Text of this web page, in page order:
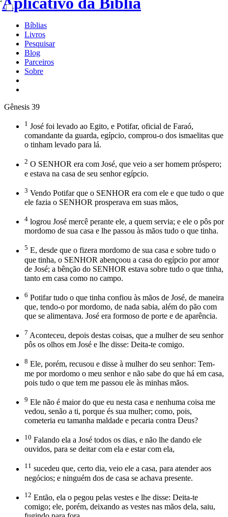
Bíblias
Livros
Pesquisar
Blog
Parceiros
Sobre
Gênesis 39
1 José foi levado ao Egito, e Potifar, oficial de Faraó,
comandante da guarda, egípcio, comprou-o dos ismaelitas que
o tinham levado para lá.
2 O SENHOR era com José, que veio a ser homem próspero;
e estava na casa de seu senhor egípcio.
3 Vendo Potifar que o SENHOR era com ele e que tudo o que
ele fazia o SENHOR prosperava em suas mãos,
4 logrou José mercê perante ele, a quem servia; e ele o pôs por
mordomo de sua casa e lhe passou às mãos tudo o que tinha.
5 E, desde que o fizera mordomo de sua casa e sobre tudo o
que tinha, o SENHOR abençoou a casa do egípcio por amor
de José; a bênção do SENHOR estava sobre tudo o que tinha,
tanto em casa como no campo.
6 Potifar tudo o que tinha confiou às mãos de José, de maneira
que, tendo-o por mordomo, de nada sabia, além do pão com
que se alimentava. José era formoso de porte e de aparência.
7 Aconteceu, depois destas coisas, que a mulher de seu senhor
pôs os olhos em José e lhe disse: Deita-te comigo.
8 Ele, porém, recusou e disse à mulher do seu senhor: Tem-
me por mordomo o meu senhor e não sabe do que há em casa,
pois tudo o que tem me passou ele às minhas mãos.
9 Ele não é maior do que eu nesta casa e nenhuma coisa me
vedou, senão a ti, porque és sua mulher; como, pois,
cometeria eu tamanha maldade e pecaria contra Deus?
10 Falando ela a José todos os dias, e não lhe dando ele
ouvidos, para se deitar com ela e estar com ela,
11 sucedeu que, certo dia, veio ele a casa, para atender aos
negócios; e ninguém dos de casa se achava presente.
12 Então, ela o pegou pelas vestes e lhe disse: Deita-te
comigo; ele, porém, deixando as vestes nas mãos dela, saiu,